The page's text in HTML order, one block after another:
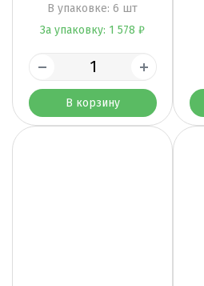
B упаковке: 6 шт
За упаковку: 1 578 ₽
В корзину